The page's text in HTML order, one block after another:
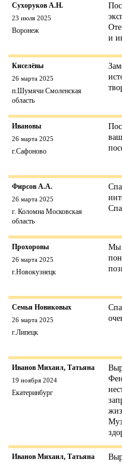
Сухоруков А.Н.
23 июля 2025
Воронеж
и
Киселёвы
26 марта 2025
п.Шумячи Смоленская
область
Ивановы
26 марта 2025
г.Сафоново
Фирсов А.А.
26 марта 2025
г. Коломна Московская
область
Прохоровы
26 марта 2025
г.Новокузнецк
Мы
Семья Новиковых
26 марта 2025
г.Липецк
Иванов Михаил, Татьяна
19 ноября 2024
Екатеринбург
Иванов Михаил, Татьяна